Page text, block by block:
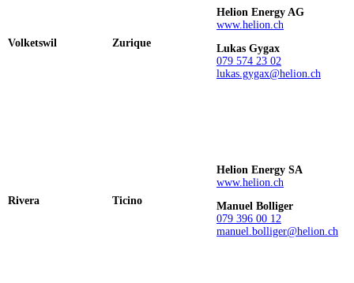
Volketswil Zurique
Helion Energy AG
www.helion.ch
Lukas Gygax
079 574 23 02
lukas.gygax@helion.ch
Rivera Ticino
Helion Energy SA
www.helion.ch
Manuel Bolliger
079 396 00 12
manuel.bolliger@helion.ch